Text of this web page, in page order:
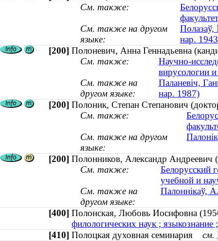
См. также:
факультет
См. также на другом
языке:
Полазаў,
нар.
[200] Полоневич, Анна Геннадьевна
См. также:
Научно-
вирусологии
См. также на
другом языке:
Паланевіч,
нар. 1987)
[200] Полоник, Степан Степанович
См. также:
См. также на другом
языке:
[200] Полонников, Александр Андреевич
См. также:
Белорусский
учебной и
См. также на
другом языке:
Палоннiкаў,
[400] Полонская, Любовь Иосифовна
филологических наук ;
[410] Полоцкая духовная семинария см.